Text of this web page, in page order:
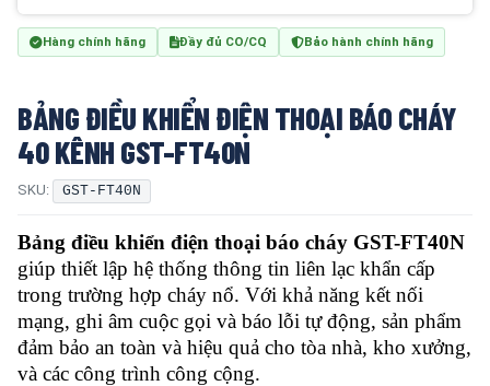
Hàng chính hãng Đầy đủ CO/CQ Bảo hành chính hãng
BẢNG ĐIỀU KHIỂN ĐIỆN THOẠI BÁO CHÁY
40 KÊNH GST-FT40N
SKU: GST-FT40N
Bảng điều khiển điện thoại báo cháy GST-FT40N
giúp thiết lập hệ thống thông tin liên lạc khẩn cấp
trong trường hợp cháy nổ. Với khả năng kết nối
mạng, ghi âm cuộc gọi và báo lỗi tự động, sản phẩm
đảm bảo an toàn và hiệu quả cho tòa nhà, kho xưởng,
và các công trình công cộng.